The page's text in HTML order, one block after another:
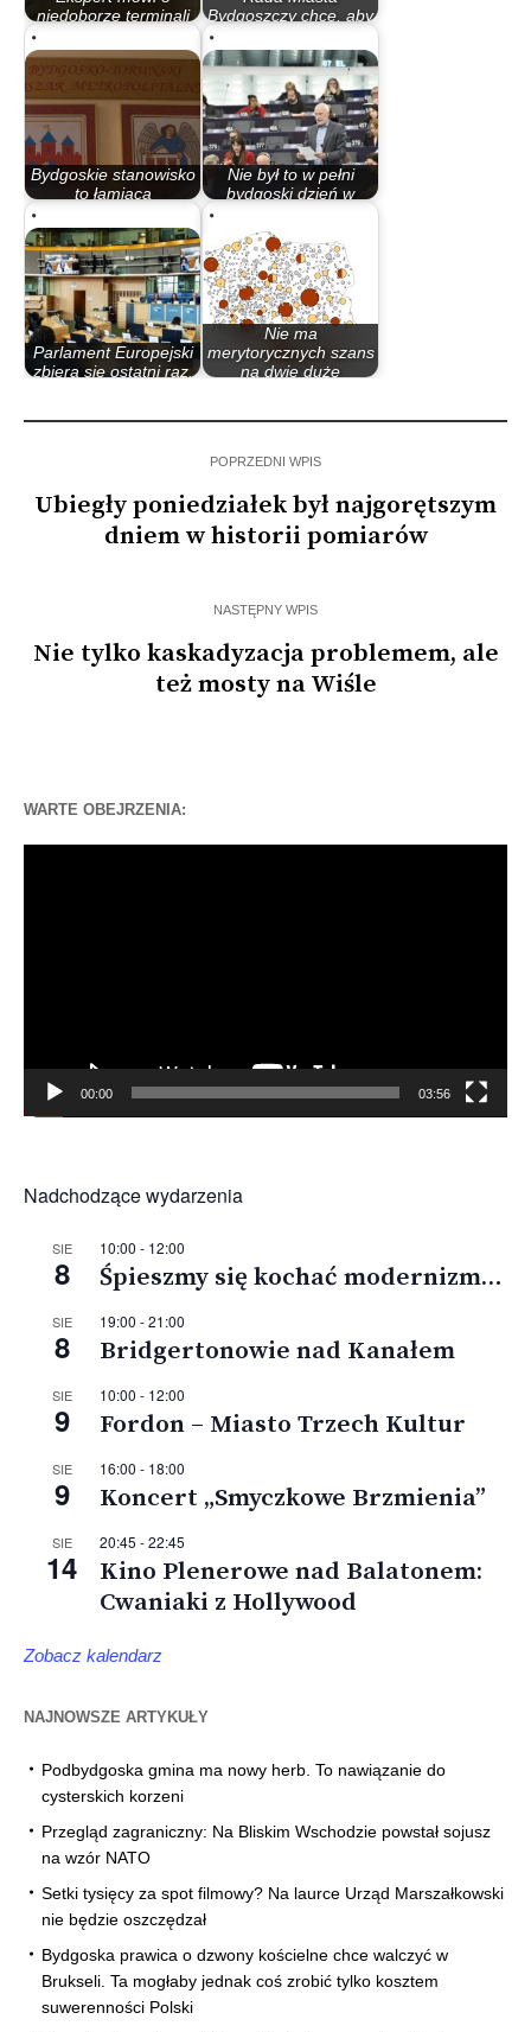
niedoborze terminali
Bydgoszczy chce, aby
miasto znalazło się…
Bydgoskie stanowisko
to łamiąca
Nie był to w pełni
bydgoski dzień w
Parlament Europejski
zbiera się ostatni raz.
Nie ma
merytorycznych szans
na dwie duże
POPRZEDNI WPIS
Ubiegły poniedziałek był najgorętszym
dniem w historii pomiarów
NASTĘPNY WPIS
Nie tylko kaskadyzacja problemem, ale
też mosty na Wiśle
WARTE OBEJRZENIA:
00:00 03:56
Nadchodzące wydarzenia
SIE
8
10:00 - 12:00
Śpieszmy się kochać modernizm…
SIE
8
19:00 -21:00
Bridgertonowie nad Kanałem
SIE
9
10:00 - 12:00
Fordon – Miasto Trzech Kultur
SIE
9
16:00 - 18:00
Koncert „Smyczkowe Brzmienia”
SIE
14
20:45 -22:45
Kino Plenerowe nad Balatonem:
Cwaniaki z Hollywood
Zobacz kalendarz
NAJNOWSZE ARTYKUŁY
Podbydgoska gmina ma nowy herb. To nawiązanie do
cysterskich korzeni
Przegląd zagraniczny: Na Bliskim Wschodzie powstał sojusz
na wzór NATO
Setki tysięcy za spot filmowy? Na laurce Urząd Marszałkowski
nie będzie oszczędzał
Bydgoska prawica o dzwony kościelne chce walczyć w
Brukseli. Ta mogłaby jednak coś zrobić tylko kosztem
suwerenności Polski